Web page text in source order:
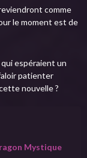
comme
le moment est de
espéraient un
patienter
nouvelle ?
Mystique